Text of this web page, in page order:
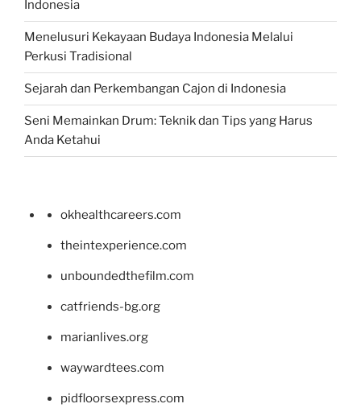
Indonesia
Menelusuri Kekayaan Budaya Indonesia Melalui
Perkusi Tradisional
Sejarah dan Perkembangan Cajon di Indonesia
Seni Memainkan Drum: Teknik dan Tips yang Harus
Anda Ketahui
okhealthcareers.com
theintexperience.com
unboundedthefilm.com
catfriends-bg.org
marianlives.org
waywardtees.com
pidfloorsexpress.com